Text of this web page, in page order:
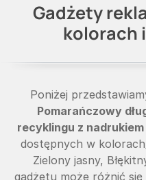
Gadżety
kolorach
Poniżej
Pomarańczowy
recyklingu z
dostępnych w
Zielony jasny,
gadżetu może różnić